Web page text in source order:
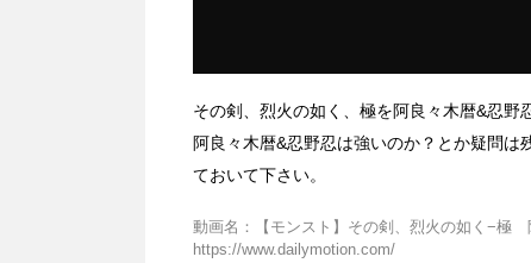
その剣、烈火の如く、極を阿良々木暦&忍野
阿良々木暦&忍野忍は強いのか？とか疑問
ておいて下さい。
動画名：【モンスト】その剣、烈火の如く−極
https://www.dailymotion.com/